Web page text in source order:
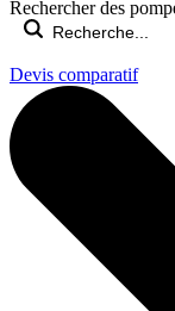
Rechercher des
Devis comparatif